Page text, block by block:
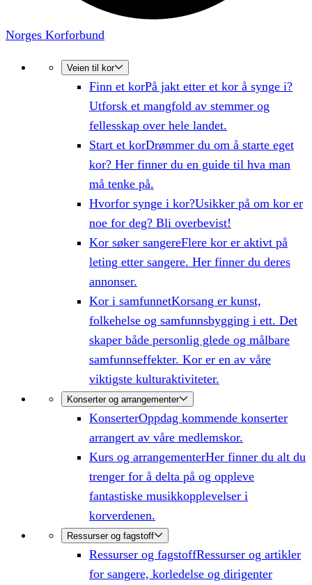
Norges Korforbund
Veien til kor
Finn et korPå jakt etter et kor å synge i?
Utforsk et mangfold av stemmer og
fellesskap over hele landet.
Start et korDrømmer du om å starte eget
kor? Her finner du en guide til hva man
må tenke på.
Hvorfor synge i kor?Usikker på om kor er
noe for deg? Bli overbevist!
Kor søker sangereFlere kor er aktivt på
leting etter sangere. Her finner du deres
annonser.
Kor i samfunnetKorsang er kunst,
folkehelse og samfunnsbygging i ett. Det
skaper både personlig glede og målbare
samfunnseffekter. Kor er en av våre
viktigste kulturaktiviteter.
Konserter og arrangementer
KonserterOppdag kommende konserter
arrangert av våre medlemskor.
Kurs og arrangementerHer finner du alt du
trenger for å delta på og oppleve
fantastiske musikkopplevelser i
korverdenen.
Ressurser og fagstoff
Ressurser og fagstoffRessurser og artikler
for sangere, korledelse og dirigenter